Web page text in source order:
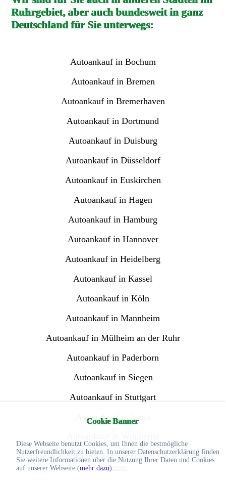
Cookie Banner
Diese Webseite benutzt Cookies, um Ihnen die bestmögliche
Nutzerfreundlichkeit zu bieten. In unserer Datenschutzerklärung finden
Sie weitere Informationen über die Nutzung Ihrer Daten und Cookies
auf unserer Webseite.(mehr dazu)
Ruhrgebiet, aber auch bundesweit in ganz
Deutschland für Sie unterwegs:
Autoankauf in Bochum
Autoankauf in Bremen
Autoankauf in Bremerhaven
Autoankauf in Dortmund
Autoankauf in Duisburg
Autoankauf in Düsseldorf
Autoankauf in Euskirchen
Autoankauf in Hagen
Autoankauf in Hamburg
Autoankauf in Hannover
Autoankauf in Heidelberg
Autoankauf in Kassel
Autoankauf in Köln
Autoankauf in Mannheim
Autoankauf in Mülheim an der Ruhr
Autoankauf in Paderborn
Autoankauf in Siegen
Autoankauf in Stuttgart
Autoankauf in Unna
Weitere Autoankauf Standorte finden Sie in unserer
Sitemap